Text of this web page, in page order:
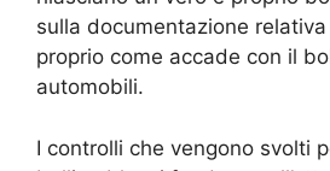
sulla documentazione relativa
proprio come accade con il
automobili.
I controlli che vengono svolti